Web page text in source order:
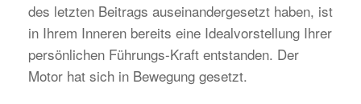
des letzten Beitrags auseinandergesetzt haben, ist
in Ihrem Inneren bereits eine Idealvorstellung Ihrer
persönlichen Führungs-Kraft entstanden. Der
Motor hat sich in Bewegung gesetzt.